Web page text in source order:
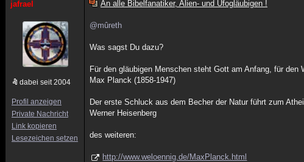
jafrael
dabei seit 2004
Profil anzeigen
Private Nachricht
Link kopieren
Lesezeichen setzen
An alle Bibelfanatiker, Alien- und Ufogläubigen !
@mûreth
Was sagst Du dazu?
Für den gläubigen Menschen steht Gott am Anfang, für den
Max Planck (1858-1947)
Der erste Schluck aus dem Becher der Natur führt zum
Werner Heisenberg
des weiteren:
http://www.weloennig.de/MaxPlanck.html